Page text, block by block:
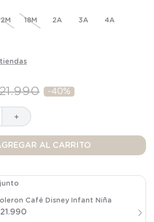
18M 2A 3A 4A
.990 -40%
＋
AL CARRITO
Café Disney Infant Niña
21.990